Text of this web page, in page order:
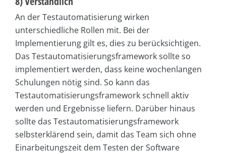
An der Testautomatisierung wirken
unterschiedliche Rollen mit. Bei der
Implementierung gilt es, dies zu berücksichtigen.
Das Testautomatisierungsframework sollte so
implementiert werden, dass keine wochenlangen
Schulungen nötig sind. So kann das
Testautomatisierungsframework schnell aktiv
werden und Ergebnisse liefern. Darüber hinaus
sollte das Testautomatisierungsframework
selbsterklärend sein, damit das Team sich ohne
Einarbeitungszeit dem Testen der Software